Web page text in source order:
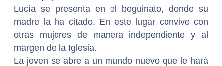
Lucía se presenta en el beguinato, donde su
madre la ha citado. En este lugar convive con
otras mujeres de manera independiente y al
margen de la Iglesia.
La joven se abre a un mundo nuevo que le hará